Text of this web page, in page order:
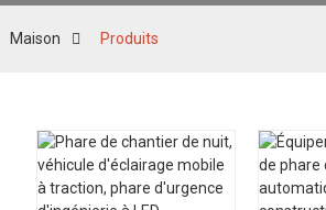
Maison Produits